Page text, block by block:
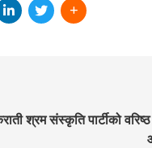
श्रम संस्कृति पार्टीको वरिष्ठ